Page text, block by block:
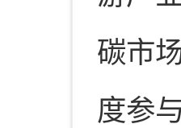
碳市
度参